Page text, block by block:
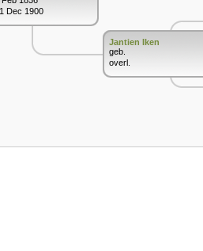
Dec 1900
Jantien Iken
geb.
overl.